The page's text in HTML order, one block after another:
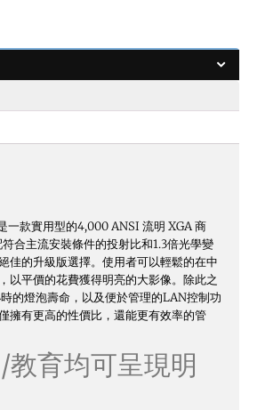
一款實用型的4,000 ANSI 流明 XGA 商
合主流安裝條件的投射比和1.3倍光學變
佳的升級版選擇。使用者可以輕鬆的在中
以平價的花費獲得明亮的大影像。除此之
的燈泡壽命，以及便於管理的LAN控制功
擁有更高的性價比，還能更有效率的管
教育均可呈現明